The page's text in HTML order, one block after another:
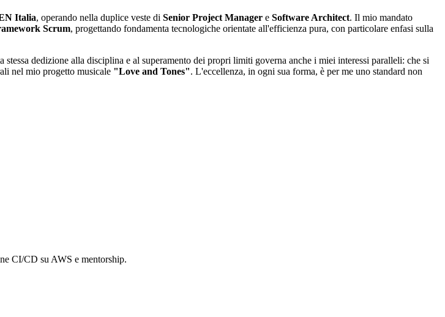
Italia, operando nella duplice veste di Senior Project Manager e Software Architect. Il mio mandato
Scrum, progettando fondamenta tecnologiche orientate all'efficienza pura, con particolare enfasi sulla
dedizione alla disciplina e al superamento dei propri limiti governa anche i miei interessi paralleli: che si
nel mio progetto musicale "Love and Tones". L'eccellenza, in ogni sua forma, è per me uno standard non
CI/CD su AWS e mentorship.